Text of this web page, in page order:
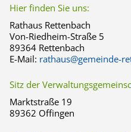
Hier finden Sie uns:
Rathaus Rettenbach
Von-Riedheim-Straße 5
89364 Rettenbach
E-Mail: rathaus@gemeinde-
Sitz der
Marktstraße 19
89362 Offingen